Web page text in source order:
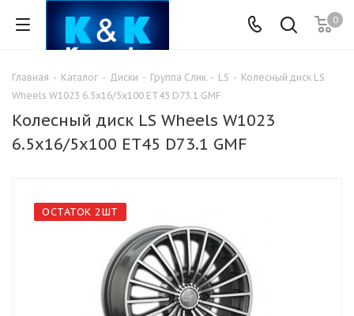
0
Главная - Каталог - Диски - Группа Слик - LS - Колесный диск LS
Wheels W1023 6.5x16/5x100 ET45 D73.1 GMF
Колесный диск LS Wheels W1023
6.5x16/5x100 ET45 D73.1 GMF
ОСТАТОК 2ШТ